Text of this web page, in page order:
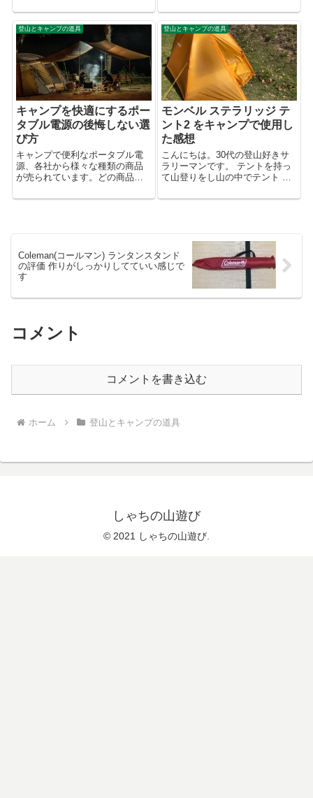
で山に登り山の上でテント泊を
すること。 そのためにテントは
買ったのにも関わらず、テント
の出番はキャンプ場のみという
状況です。...
た・・・ 2年ほどジムに通って筋
トレを行っている身なので一緒
にジムに通うことをおススメし
てみたのですが反応はいまい
ち。 じゃあ...
登山とキャンプの道具
キャンプを快適にするポー
タブル電源の後悔しない選
び方
キャンプで便利なポータブル電
源、各社から様々な種類の商品
が売られています。どの商品を
でしょうか？ あまり考えずに有
登山とキャンプの道具
モンベル ステラリッジ テ
ント2 をキャンプで使用し
た感想
こんにちは。30代の登山好きサ
ラリーマンです。 テントを持っ
て山登りをし山の中でテント 泊
ルの「ステラリッジ テント2」。
Coleman(コールマン) ランタンスタンド
の評価 作りがしっかりしてていい感じで
す
コメント
コメントを書き込む
ホーム 登山とキャンプの道具
しゃちの山遊び
© 2021 しゃちの山遊び.